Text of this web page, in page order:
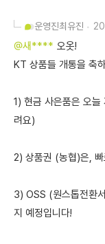
운영진최유진
@새**** 오옷!
KT 상품들 개통을 축
1) 현금 사은품은 오
려요)
2) 상품권 (농협)은,
3) OSS (원스톱전환
지 예정입니다!